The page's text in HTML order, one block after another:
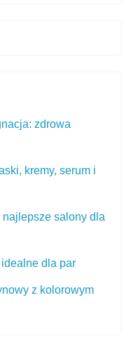
zdrowa
kremy, serum i
salony dla
dla par
z kolorowym